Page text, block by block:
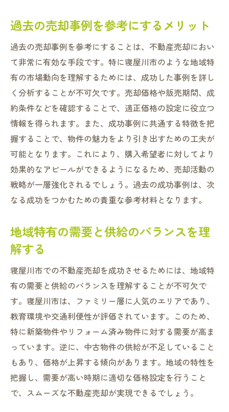
名義変更や登記手続きに関するトラブル
買主との価格交渉で生じる問題と解決策
物件の欠陥や瑕疵に関するトラブル
近隣住民との境界線トラブルの防ぎ方
法律トラブルに備えるための専門家相談
寝屋川市の不動産売却で陥りやすい罠とその対
策
高額な手数料を避けるための方法
虚偽情報に惑わされないための注意点
不動産詐欺の手口とその防止策
契約内容を詳しく確認する重要性
未公開物件の売却の罠と対処法
寝屋川市での不動産売却をスムーズに進めるた
売却計画のスケジュール管理
効果的な宣伝活動の方法
買主との良好なコミュニケーションの取り
方
柔軟な対応で売却をスピードアップ
売却後のアフターケアの重要性
地元のイベントやコミュニティを活用する
方法
過去の売却事例を参考にするメリット
過去の売却事例を参考にすることは、不動産売却におい
て非常に有効な手段です。特に寝屋川市のような地域特
有の市場動向を理解するためには、成功した事例を詳し
く分析することが不可欠です。売却価格や販売期間、成
約条件などを確認することで、適正価格の設定に役立つ
情報を得られます。また、成功事例に共通する特徴を把
握することで、物件の魅力をより引き出すための工夫が
可能となります。これにより、購入希望者に対してより
効果的なアピールができるようになるため、売却活動の
戦略が一層強化されるでしょう。過去の成功事例は、次
なる成功をつかむための貴重な参考材料となります。
地域特有の需要と供給のバランスを理
解する
寝屋川市での不動産売却を成功させるためには、地域特
有の需要と供給のバランスを理解することが不可欠で
す。寝屋川市は、ファミリー層に人気のエリアであり、
教育環境や交通利便性が評価されています。このため、
特に新築物件やリフォーム済み物件に対する需要が高ま
っています。逆に、中古物件の供給が不足していること
もあり、価格が上昇する傾向があります。地域の特性を
把握し、需要が高い時期に適切な価格設定を行うこと
で、スムーズな不動産売却が実現できるでしょう。